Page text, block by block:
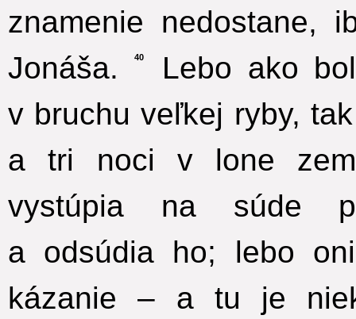
znamenie nedostane,
Jonáša.
40
Lebo ako
v bruchu veľkej ryby,
a tri noci v lone
vystúpia na súde
a odsúdia ho; lebo
kázanie – a tu je